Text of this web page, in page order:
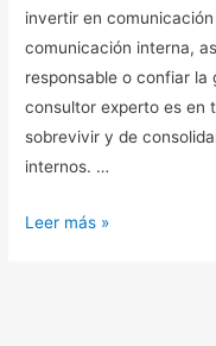
invertir en
comunicación interna,
responsable o confiar la
consultor experto es en
sobrevivir y de
internos. …
Leer más »